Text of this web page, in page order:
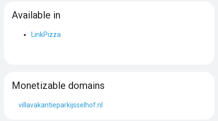
Available in
LinkPizza
Monetizable domains
villavakantieparkijsselhof.nl